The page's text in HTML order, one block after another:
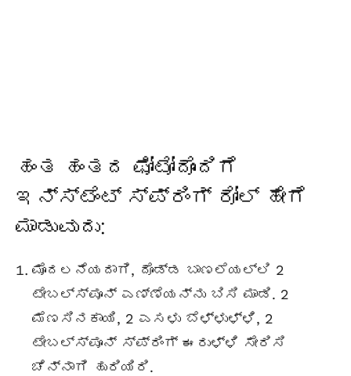
ಹಂತ ಹಂತದ ಫೋಟೋದೊಂದಿಗೆ
ಇನ್ಸ್ಟೆಂಟ್ ಸ್ಪ್ರಿಂಗ್ ರೋಲ್ ಹೇಗೆ
ಮಾಡುವುದು:
ಮೊದಲನೆಯದಾಗಿ, ದೊಡ್ಡ ಬಾಣಲೆಯಲ್ಲಿ 2
ಟೇಬಲ್ಸ್ಪೂನ್ ಎಣ್ಣೆಯನ್ನು ಬಿಸಿ ಮಾಡಿ. 2
ಮೆಣಸಿನಕಾಯಿ, 2 ಎಸಳು ಬೆಳ್ಳುಳ್ಳಿ, 2
ಟೇಬಲ್ಸ್ಪೂನ್ ಸ್ಪ್ರಿಂಗ್ ಈರುಳ್ಳಿ ಸೇರಿಸಿ
ಚೆನ್ನಾಗಿ ಹುರಿಯಿರಿ.